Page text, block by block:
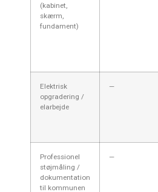
(kabinet,
skærm,
fundament)
Elektrisk
opgradering /
elarbejde
—
Professionel
støjmåling /
dokumentation
til kommunen
—